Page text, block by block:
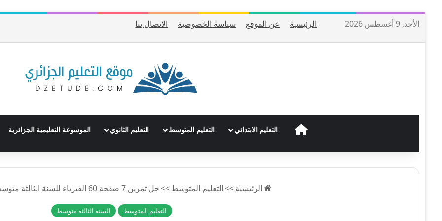
الأحد, 9 أغسطس 2026 الرئيسية عن الموقع سياسة الخصوصية الاتصال بنا
الرئيسيةالتعليم الابتدائي التعليم المتوسط التعليم الثانوي الموسوعة التعليمية الجزائرية
الرئيسية>>التعليم المتوسط>>حل تمرين 7 صفحة 60 الفيزياء للسنة الثالثة متوسط – الجيل الثاني
التعليم المتوسط السنة الثالثة متوسط